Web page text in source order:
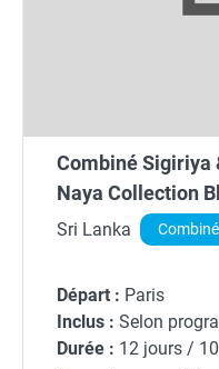
Combiné Sigiriya
Naya Collection
Sri Lanka Combiné
Départ : Paris
Inclus : Selon
Durée : 12 jours /